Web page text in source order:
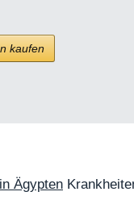
kaufen
Ägypten